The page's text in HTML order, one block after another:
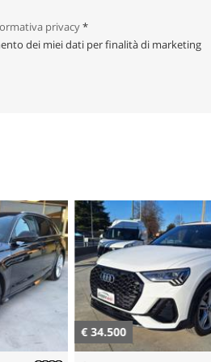
privacy*
dei miei dati per finalità di marketing
€ 34.500